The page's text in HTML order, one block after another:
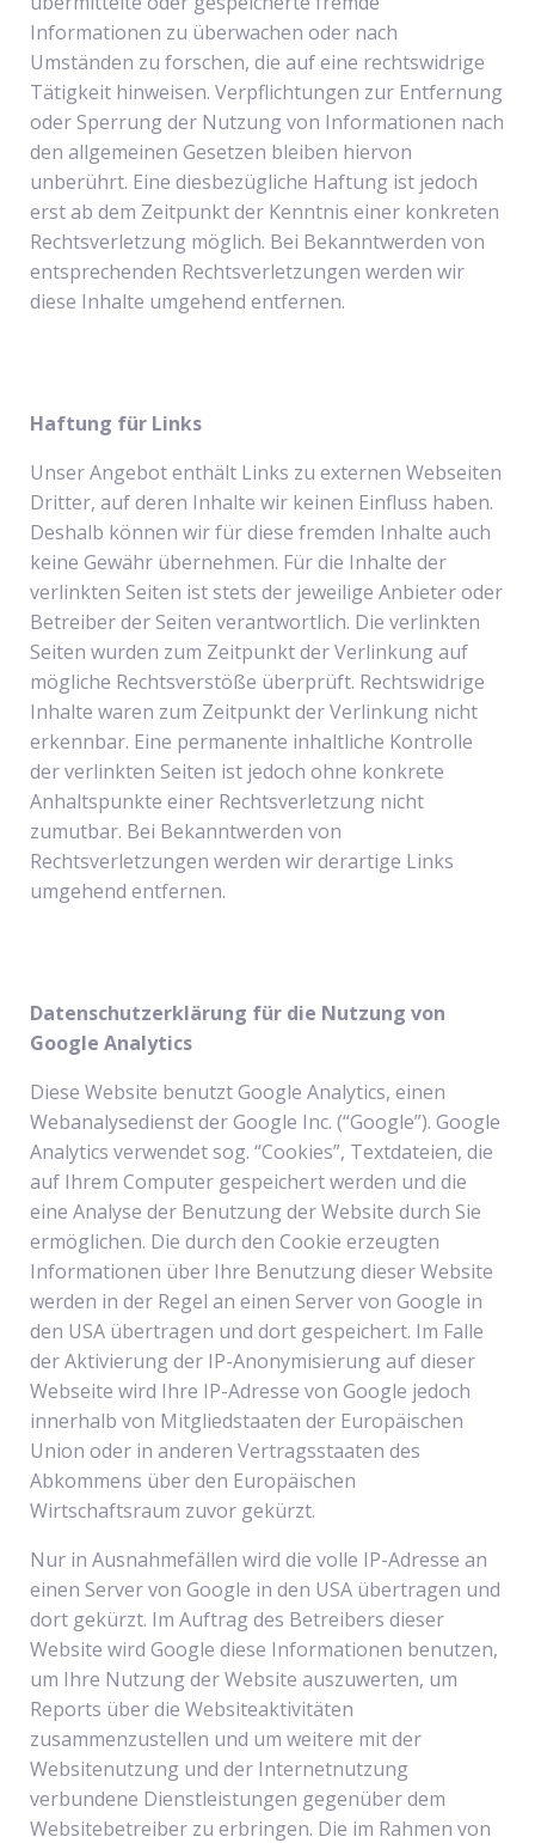
Informationen zu überwachen oder nach
Umständen zu forschen, die auf eine rechtswidrige
Tätigkeit hinweisen. Verpflichtungen zur Entfernung
oder Sperrung der Nutzung von Informationen nach
den allgemeinen Gesetzen bleiben hiervon
unberührt. Eine diesbezügliche Haftung ist jedoch
erst ab dem Zeitpunkt der Kenntnis einer konkreten
Rechtsverletzung möglich. Bei Bekanntwerden von
entsprechenden Rechtsverletzungen werden wir
diese Inhalte umgehend entfernen.
Haftung für Links
Unser Angebot enthält Links zu externen Webseiten
Dritter, auf deren Inhalte wir keinen Einfluss haben.
Deshalb können wir für diese fremden Inhalte auch
keine Gewähr übernehmen. Für die Inhalte der
verlinkten Seiten ist stets der jeweilige Anbieter oder
Betreiber der Seiten verantwortlich. Die verlinkten
Seiten wurden zum Zeitpunkt der Verlinkung auf
mögliche Rechtsverstöße überprüft. Rechtswidrige
Inhalte waren zum Zeitpunkt der Verlinkung nicht
erkennbar. Eine permanente inhaltliche Kontrolle
der verlinkten Seiten ist jedoch ohne konkrete
Anhaltspunkte einer Rechtsverletzung nicht
zumutbar. Bei Bekanntwerden von
Rechtsverletzungen werden wir derartige Links
umgehend entfernen.
Datenschutzerklärung für die Nutzung von
Google Analytics
Diese Website benutzt Google Analytics, einen
Webanalysedienst der Google Inc. (“Google”). Google
Analytics verwendet sog. “Cookies”, Textdateien, die
auf Ihrem Computer gespeichert werden und die
eine Analyse der Benutzung der Website durch Sie
ermöglichen. Die durch den Cookie erzeugten
Informationen über Ihre Benutzung dieser Website
werden in der Regel an einen Server von Google in
den USA übertragen und dort gespeichert. Im Falle
der Aktivierung der IP-Anonymisierung auf dieser
Webseite wird Ihre IP-Adresse von Google jedoch
innerhalb von Mitgliedstaaten der Europäischen
Union oder in anderen Vertragsstaaten des
Abkommens über den Europäischen
Wirtschaftsraum zuvor gekürzt.
Nur in Ausnahmefällen wird die volle IP-Adresse an
einen Server von Google in den USA übertragen und
dort gekürzt. Im Auftrag des Betreibers dieser
Website wird Google diese Informationen benutzen,
um Ihre Nutzung der Website auszuwerten, um
Reports über die Websiteaktivitäten
zusammenzustellen und um weitere mit der
Websitenutzung und der Internetnutzung
verbundene Dienstleistungen gegenüber dem
Websitebetreiber zu erbringen. Die im Rahmen von